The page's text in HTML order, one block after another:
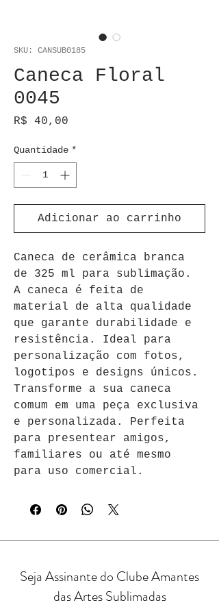
SKU: CANSUB0185
Caneca Floral
0045
R$ 40,00
Quantidade *
Adicionar ao carrinho
Caneca de cerâmica branca
de 325 ml para sublimação.
A caneca é feita de
material de alta qualidade
que garante durabilidade e
resistência. Ideal para
personalização com fotos,
logotipos e designs únicos.
Transforme a sua caneca
comum em uma peça exclusiva
e personalizada. Perfeita
para presentear amigos,
familiares ou até mesmo
para uso comercial.
Seja Assinante do Clube Amantes
das Artes Sublimadas